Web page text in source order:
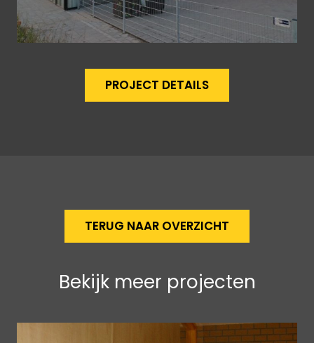
PROJECT DETAILS
TERUG NAAR OVERZICHT
Bekijk meer projecten